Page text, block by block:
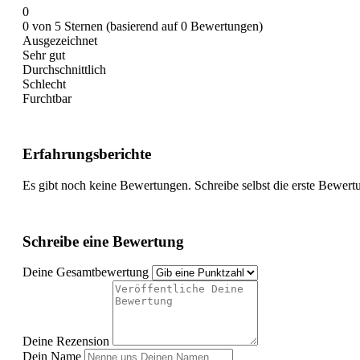
0
0 von 5 Sternen (basierend auf 0 Bewertungen)
Ausgezeichnet
Sehr gut
Durchschnittlich
Schlecht
Furchtbar
Erfahrungsberichte
Es gibt noch keine Bewertungen. Schreibe selbst die erste
Schreibe eine Bewertung
Deine Gesamtbewertung
Deine Rezension
Dein Name